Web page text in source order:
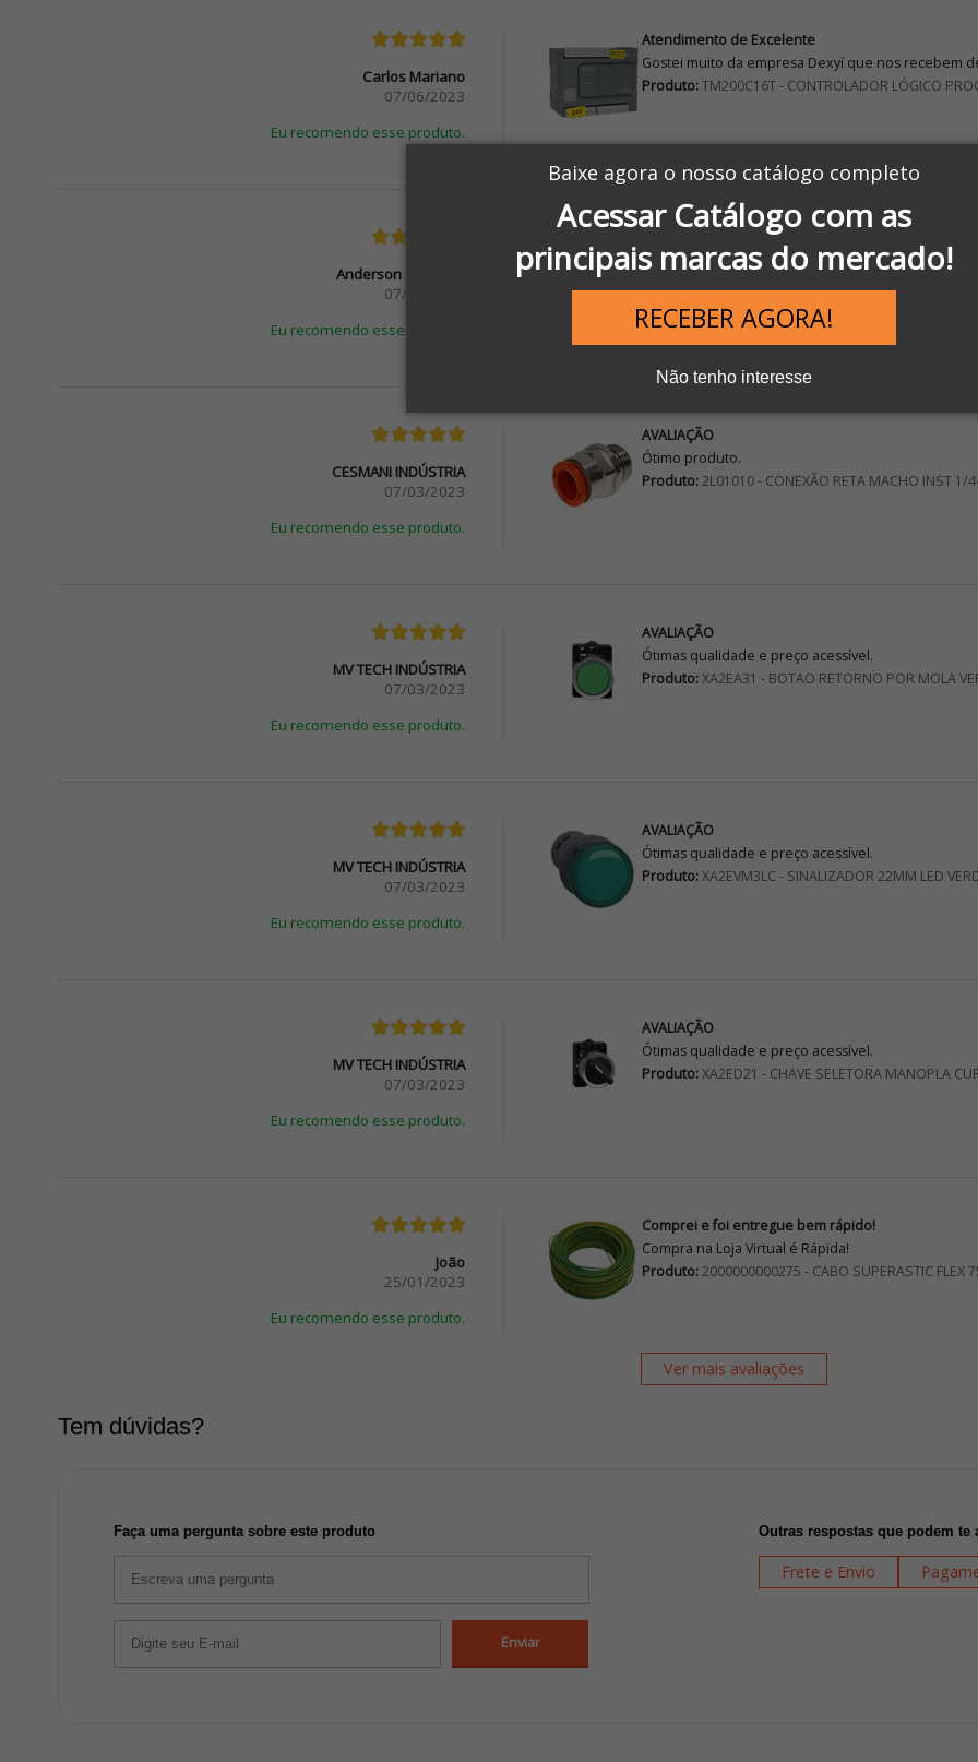
Baixe agora o nosso catálogo completo
Acessar Catálogo com as
principais marcas do mercado!
RECEBER AGORA!
Não tenho interesse
Carlos Mariano
07/06/2023
Eu recomendo esse produto.
Atendimento de Excelente
Gostei muito da empresa Dexyí que nos recebem
Produto:TM200C16T - CONTROLADOR LÓGICO
Anderson Santiago
07/03/2023
Eu recomendo esse produto.
Achei ótimo instrumento de fácil manuseio a parte
Multímetro Digital Data Hold Tensão AC/
CESMANI INDÚSTRIA
07/03/2023
Eu recomendo esse produto.
AVALIAÇÃO
Ótimo produto.
Produto:2L01010 - CONEXÃO RETA MACHO INST 1/
MV TECH INDÚSTRIA
07/03/2023
Eu recomendo esse produto.
AVALIAÇÃO
Ótimas qualidade e preço acessível.
Produto:XA2EA31 - BOTAO RETORNO POR MOLA
MV TECH INDÚSTRIA
07/03/2023
Eu recomendo esse produto.
AVALIAÇÃO
Ótimas qualidade e preço acessível.
Produto:XA2EVM3LC - SINALIZADOR 22MM LED
MV TECH INDÚSTRIA
07/03/2023
Eu recomendo esse produto.
AVALIAÇÃO
Ótimas qualidade e preço acessível.
Produto:XA2ED21 - CHAVE SELETORA MANOPLA
João
25/01/2023
Eu recomendo esse produto.
Comprei e foi entregue bem rápido!
Compra na Loja Virtual é Rápida!
Produto:2000000000275 - CABO SUPERASTIC FLEX
Ver mais avaliações
Tem dúvidas?
Faça uma pergunta sobre este produto
Enviar
Outras respostas que podem te
Frete e Envio